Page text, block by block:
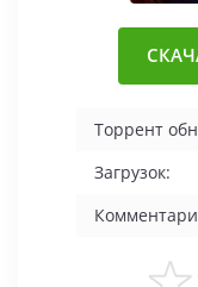
Торрент
Загрузок: